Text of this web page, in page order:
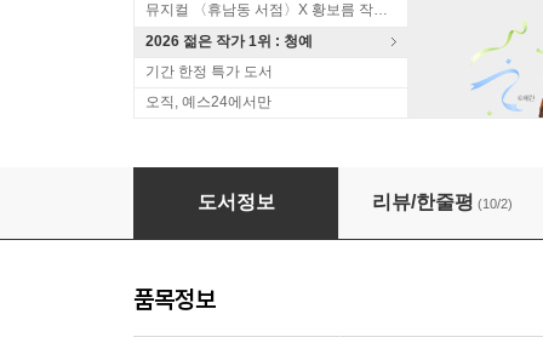
뮤지컬 〈휴남동 서점〉X 황보름 작가 북토크
2026 젊은 작가 1위 : 청예
기간 한정 특가 도서
오직, 예스24에서만
잘 지내라는 말도 없이
도서정보 리뷰/한줄평 (10/2)
품목정보